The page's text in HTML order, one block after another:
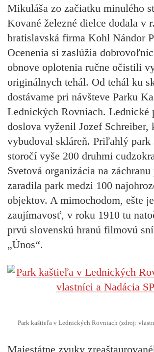
Mikuláša zo začiatku minulého
Kované železné dielce dodala v
bratislavská firma Kohl Nándor
Ocenenia si zaslúžia
obnove oplotenia ručne očistili
originálnych tehál. Od tehál ku
dostávame pri návšteve Parku
Lednických Rovniach. Lednické
doslova vyženil Jozef Schreiber,
vybudoval skláreň. Priľahlý park
storočí vyše 200 druhmi
Svetová organizácia na
zaradila park medzi 100
objektov. A mimochodom, ešte
zaujímavosť, v roku 1910 tu
prvú slovenskú hranú filmovú
„Únos“.
Park kaštieľa v Lednických Rovniach (zdroj:
Majestátne zvuky